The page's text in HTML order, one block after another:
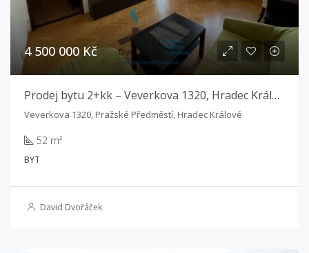
4 500 000 Kč
Prodej bytu 2+kk – Veverkova 1320, Hradec Králové
Veverkova 1320, Pražské Předměstí, Hradec Králové
52 m²
BYT
David Dvořáček